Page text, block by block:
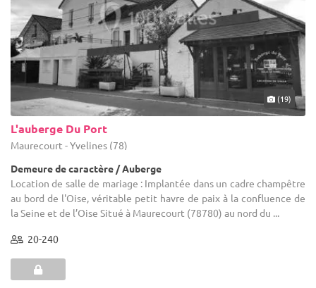
(19)
L'auberge Du Port
Maurecourt - Yvelines (78)
Demeure de caractère / Auberge
Location de salle de mariage : Implantée dans un cadre champêtre
au bord de l'Oise, véritable petit havre de paix à la confluence de
la Seine et de l’Oise Situé à Maurecourt (78780) au nord du ...
20-240